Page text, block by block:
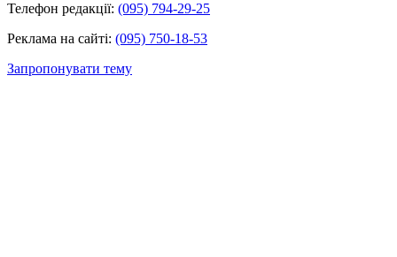
Телефон редакції: (095) 794-29-25
Реклама на сайті: (095) 750-18-53
Запропонувати тему